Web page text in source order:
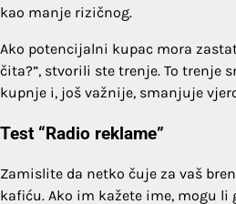
kao manje rizičnog.
Ako potencijalni kupac mora
čita?”, stvorili ste trenje. To trenje
kupnje i, još važnije, smanjuje
Test “Radio reklame”
Zamislite da netko čuje za vaš
kafiću. Ako im kažete ime, mogu li